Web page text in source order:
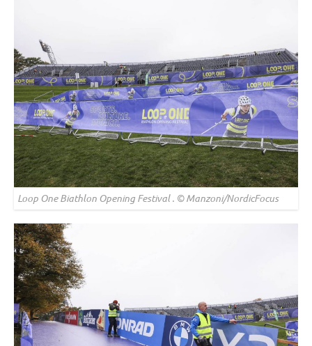
Loop One Biathlon Opening Festival . © Manzoni/NordicFocus